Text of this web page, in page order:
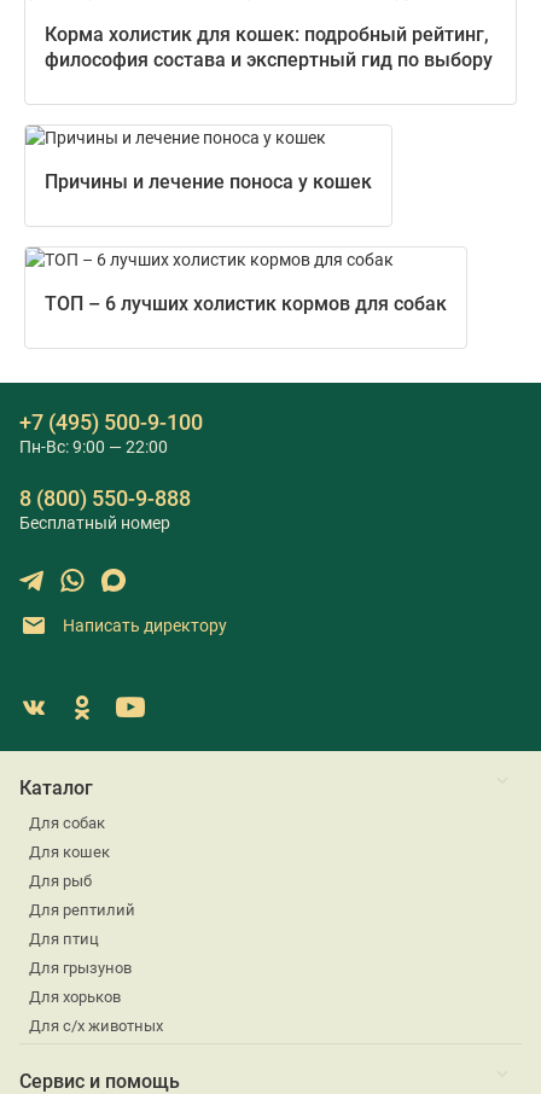
Корма холистик для кошек: подробный рейтинг,
философия состава и экспертный гид по выбору
Причины и лечение поноса у кошек
ТОП – 6 лучших холистик кормов для собак
+7 (495) 500-9-100
Пн-Вс: 9:00 — 22:00
8 (800) 550-9-888
Бесплатный номер
Написать директору
Каталог
Для собак
Для кошек
Для рыб
Для рептилий
Для птиц
Для грызунов
Для хорьков
Для с/х животных
Сервис и помощь